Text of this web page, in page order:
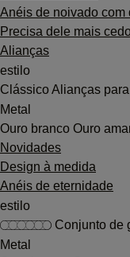
Anéis de noivado com
Precisa dele mais
Alianças
estilo
ClássicoAlianças
Metal
Ouro branco Ouro
Novidades
Design à medida
Anéis de eternidade
estilo
Conjunto de
Metal